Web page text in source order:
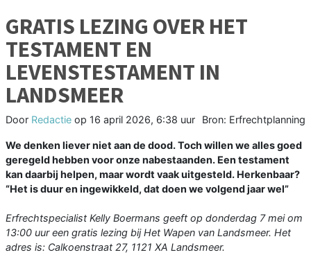
GRATIS LEZING OVER HET
TESTAMENT EN
LEVENSTESTAMENT IN
LANDSMEER
Door Redactie op 16 april 2026, 6:38 uur Bron: Erfrechtplanning
We denken liever niet aan de dood. Toch willen we alles goed
geregeld hebben voor onze nabestaanden. Een testament
kan daarbij helpen, maar wordt vaak uitgesteld. Herkenbaar?
“Het is duur en ingewikkeld, dat doen we volgend jaar wel”
Erfrechtspecialist Kelly Boermans geeft op donderdag 7 mei om
13:00 uur een gratis lezing bij Het Wapen van Landsmeer. Het
adres is: Calkoenstraat 27, 1121 XA Landsmeer.